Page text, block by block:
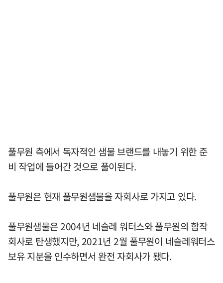
풀무원 측에서 독자적인 샘물 브랜드를 내놓기 위한 준
비 작업에 들어간 것으로 풀이된다.
풀무원은 현재 풀무원샘물을 자회사로 가지고 있다.
풀무원샘물은 2004년 네슬레 워터스와 풀무원의 합작
회사로 탄생했지만, 2021년 2월 풀무원이 네슬레워터스
보유 지분을 인수하면서 완전 자회사가 됐다.